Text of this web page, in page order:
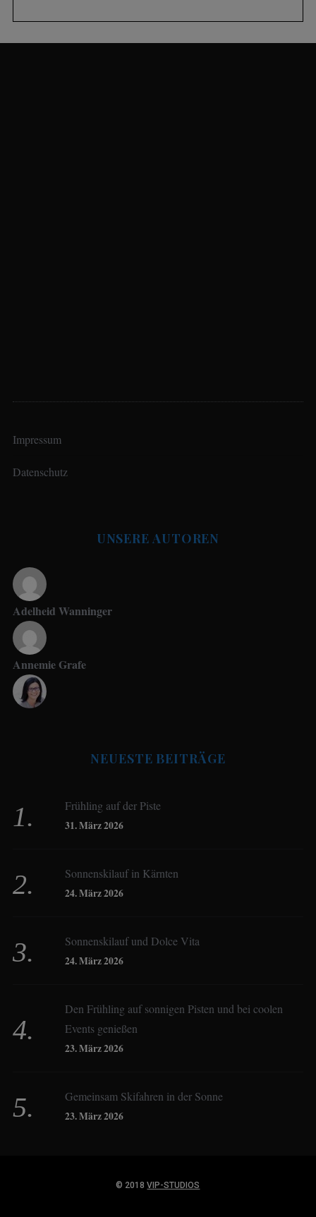
Impressum
Datenschutz
UNSERE AUTOREN
Adelheid Wanninger
Annemie Grafe
Birgit Werner
Christoph Schrahe
Derk Hoberg
Dominique Schroller
NEUESTE BEITRÄGE
Frühling auf der Piste
31. März 2026
Sonnenskilauf in Kärnten
24. März 2026
Sonnenskilauf und Dolce Vita
24. März 2026
Den Frühling auf sonnigen Pisten und bei coolen
Events genießen
23. März 2026
Gemeinsam Skifahren in der Sonne
23. März 2026
© 2018VIP-STUDIOS